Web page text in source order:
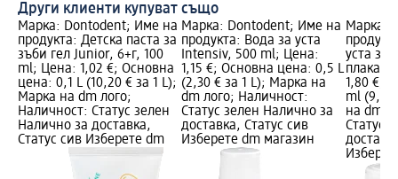
Други клиенти купуват също
Марка: Dontodent; Име на
продукта: Детска паста за
зъби гел Junior, 6+г, 100
ml; Цена: 1,02 €; Основна
цена: 0,1 L (10,20 € за 1 L);
Марка на dm лого;
Наличност: Статус зелен
Налично за доставка,
Статус сив Изберете dm
Марка: Dontodent; Име на
продукта: Вода за уста
Intensiv, 500 ml; Цена:
1,15 €; Основна цена: 0,5 L
(2,30 € за 1 L); Марка на
dm лого; Наличност:
Статус зелен Налично за
доставка, Статус сив
Изберете dm магазин
Марка:
уста за
плака,
1,80 €;
ml (9,00
на dm
Статус